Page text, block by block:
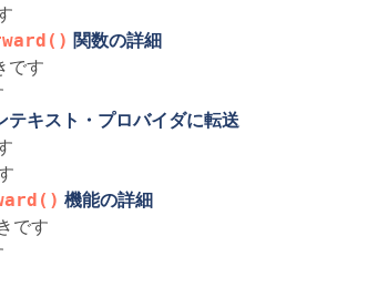
関数の詳細
です
キスト・プロバイダに転送
機能の詳細
です